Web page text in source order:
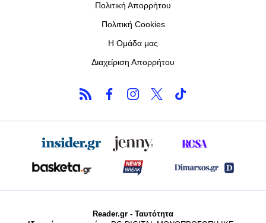
Πολιτική Απορρήτου
Πολιτική Cookies
Η Ομάδα μας
Διαχείριση Απορρήτου
Reader.gr - Ταυτότητα